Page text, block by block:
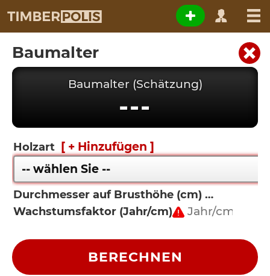
Baumalter
Baumalter (Schätzung)
---
Holzart [ + Hinzufügen ]
Durchmesser auf Brusthöhe (cm)
Wachstumsfaktor (Jahr/cm)
BERECHNEN